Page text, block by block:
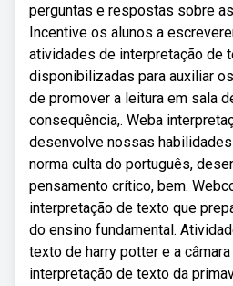
perguntas e respostas sobre
Incentive os alunos a
atividades de interpretação de
disponibilizadas para auxiliar
de promover a leitura em sala
consequência,. Weba
desenvolve nossas
norma culta do português,
pensamento crítico, bem.
interpretação de texto que
do ensino fundamental.
texto de harry potter e a
interpretação de texto da